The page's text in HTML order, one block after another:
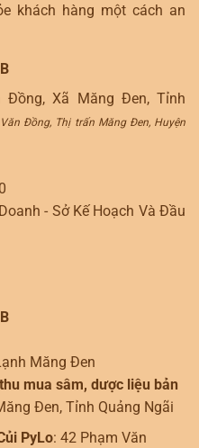
khách hàng một cách an
Đồng, Xã Măng Đen, Tỉnh
Đồng, Thị trấn Măng Đen, Huyện
- Sở Kế Hoạch Và Đầu
Măng Đen
mua sâm, dược liệu bản
Đen, Tỉnh Quảng Ngãi
PyLo: 42 Phạm Văn